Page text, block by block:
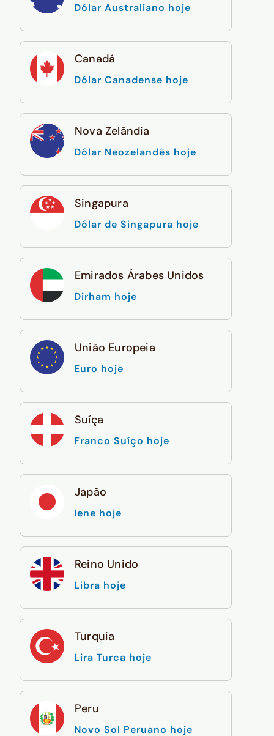
Dólar Australiano hoje
Canadá
Dólar Canadense hoje
Nova Zelândia
Dólar Neozelandês hoje
Singapura
Dólar de Singapura hoje
Emirados Árabes Unidos
Dirham hoje
União Europeia
Euro hoje
Suíça
Franco Suíço hoje
Japão
Iene hoje
Reino Unido
Libra hoje
Turquia
Lira Turca hoje
Peru
Novo Sol Peruano hoje